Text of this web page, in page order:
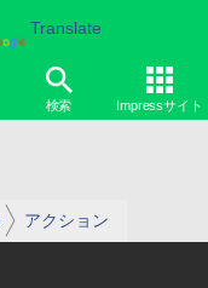
Translate
検索 Impressサイト
アクション